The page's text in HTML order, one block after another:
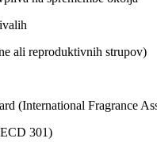
ali reproduktivnih strupov)
(International Fragrance
301)